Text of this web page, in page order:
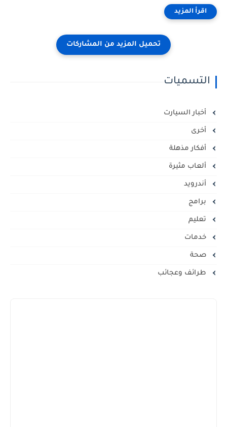
التسميات
أخبار السيارت
أخرى
أفكار مذهلة
ألعاب مثيرة
أندرويد
برامج
تعليم
خدمات
صحة
طرائف وعجائب